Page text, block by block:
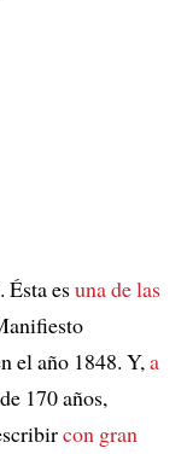
Ésta esuna de las
el año 1848. Y,a
170 años,
con gran